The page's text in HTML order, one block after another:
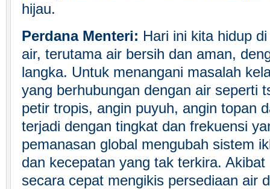
hijau.
Perdana Menteri: Hari ini kita hidup
air, terutama air bersih dan aman,
langka. Untuk menangani masalah
yang berhubungan dengan air seperti
petir tropis, angin puyuh, angin topan
terjadi dengan tingkat dan frekuensi
pemanasan global mengubah sistem
dan kecepatan yang tak terkira.
secara cepat mengikis persediaan air